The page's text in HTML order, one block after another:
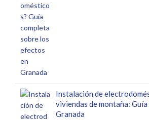
Instalación de
viviendas de montaña:
Granada